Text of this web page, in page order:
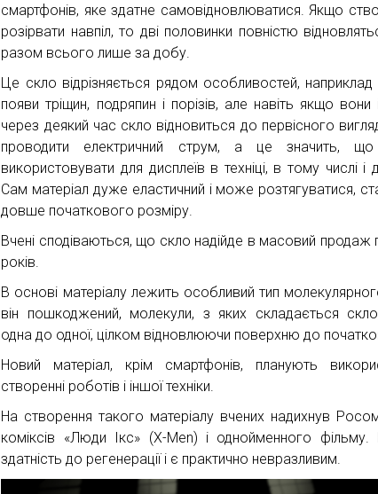
смартфонів, яке здатне самовідновлюватися. Якщо
розірвати навпіл, то дві половинки повністю
разом всього лише за добу.
Це скло відрізняється рядом особливостей,
появи тріщин, подряпин і порізів, але навіть якщо вони
через деякий час скло відновиться до первісного
проводити електричний струм, а це значить,
використовувати для дисплеїв в техніці, в тому числі і
Сам матеріал дуже еластичний і може розтягуватися,
довше початкового розміру.
Вчені сподіваються, що скло надійде в масовий продаж
років.
В основі матеріалу лежить особливий тип
він пошкоджений, молекули, з яких складається
одна до одної, цілком відновлюючи поверхню до
Новий матеріал, крім смартфонів, планують
створенні роботів і іншої техніки.
На створення такого матеріалу вчених надихнув
коміксів «Люди Ікс» (X-Men) і однойменного
здатність до регенерації і є практично невразливим.